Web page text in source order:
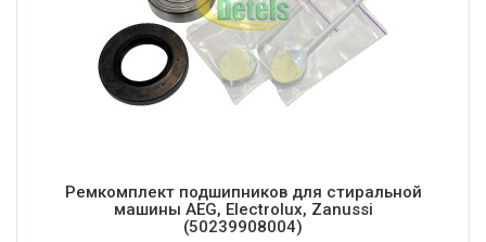
Ремкомплект подшипников для стиральной
машины AEG, Electrolux, Zanussi
(50239908004)